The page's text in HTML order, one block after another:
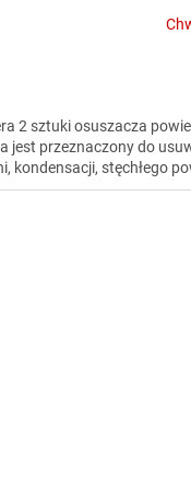
2 sztuki osuszacza
jest przeznaczony do
kondensacji, stęchłego